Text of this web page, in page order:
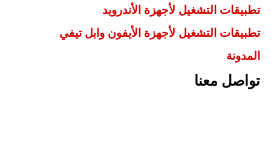
تطبيقات التشغيل لأجهزة الأندرويد
تطبيقات التشغيل لأجهزة الأيفون وابل تيفي
المدونة
تواصل معنا